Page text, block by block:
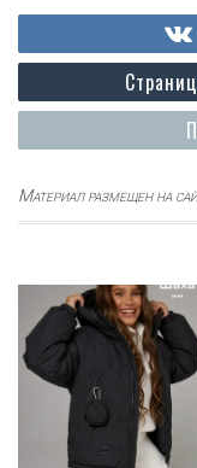
Материал размещен на